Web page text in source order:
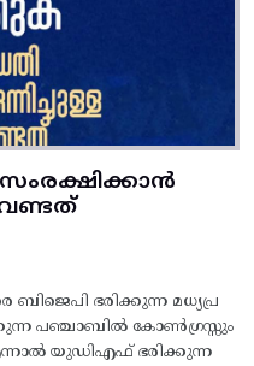
സംരക്ഷിക്കാൻ
ബിജെപി ഭരിക്കുന്ന മധ്യപ്ര
പഞ്ചാബിൽ കോൺഗ്രസ്സും
യുഡിഎഫ് ഭരിക്കുന്ന